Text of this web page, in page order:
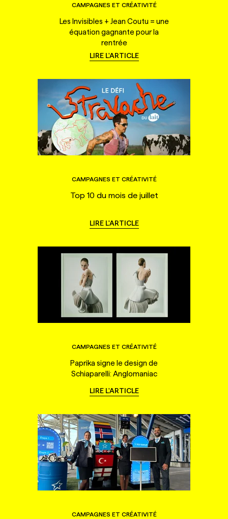
CAMPAGNES ET CRÉATIVITÉ
Les Invisibles + Jean Coutu = une
équation gagnante pour la
rentrée
LIRE L'ARTICLE
CAMPAGNES ET CRÉATIVITÉ
Top 10 du mois de juillet
LIRE L'ARTICLE
CAMPAGNES ET CRÉATIVITÉ
Paprika signe le design de
Schiaparelli: Anglomaniac
LIRE L'ARTICLE
CAMPAGNES ET CRÉATIVITÉ